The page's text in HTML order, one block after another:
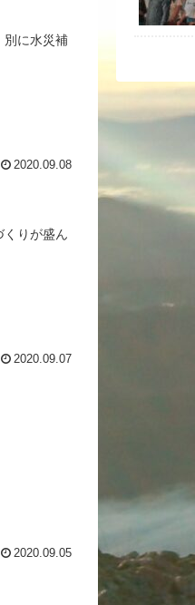
別に水災補
2020.09.08
くりが盛ん
2020.09.07
2020.09.05